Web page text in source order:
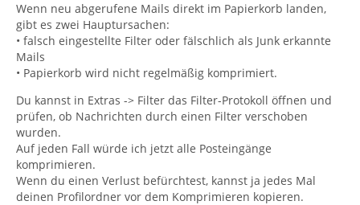
Wenn neu abgerufene Mails direkt im Papierkorb landen,
gibt es zwei Hauptursachen:
• falsch eingestellte Filter oder fälschlich als Junk erkannte
Mails
• Papierkorb wird nicht regelmäßig komprimiert.
Du kannst in Extras -> Filter das Filter-Protokoll öffnen und
prüfen, ob Nachrichten durch einen Filter verschoben
wurden.
Auf jeden Fall würde ich jetzt alle Posteingänge
komprimieren.
Wenn du einen Verlust befürchtest, kannst ja jedes Mal
deinen Profilordner vor dem Komprimieren kopieren.